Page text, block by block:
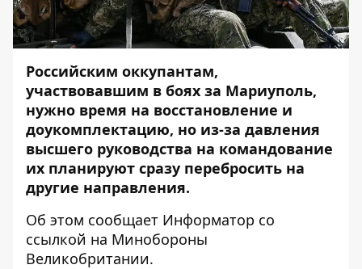
Российским оккупантам,
участвовавшим в боях за Мариуполь,
нужно время на восстановление и
доукомплектацию, но из-за давления
высшего руководства на командование
их планируют сразу перебросить на
другие направления.
Об этом сообщает Информатор со
ссылкой на Минобороны
Великобритании.